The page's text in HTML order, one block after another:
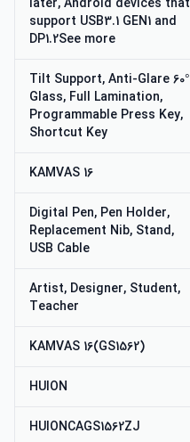
support USB3.1 GEN1 and
DP1.2See more
60° Tilt Support, Anti-Glare
Glass, Full Lamination,
Programmable Press Key,
Shortcut Key
KAMVAS 16
Digital Pen, Pen Holder,
Replacement Nib, Stand,
USB Cable
Artist, Designer, Student,
Teacher
KAMVAS 16(GS1562)
HUION
HUIONCAGS1562ZJ